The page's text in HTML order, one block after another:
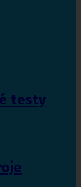
testy